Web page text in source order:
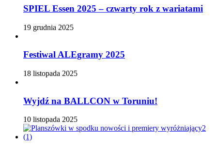
SPIEL Essen 2025 – czwarty rok z wariatami
19 grudnia 2025
Festiwal ALEgramy 2025
18 listopada 2025
Wyjdź na BALLCON w Toruniu!
10 listopada 2025